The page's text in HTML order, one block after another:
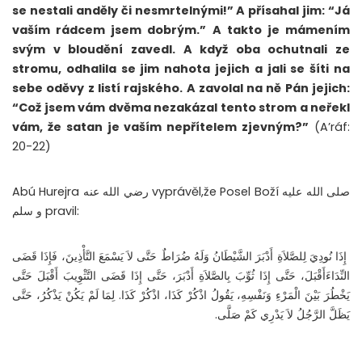
se nestali anděly či nesmrtelnými!” A přísahal jim: “Já
vaším rádcem jsem dobrým.” A takto je mámením
svým v bloudění zavedl. A když oba ochutnali ze
stromu, odhalila se jim nahota jejich a jali se šíti na
sebe oděvy z listí rajského. A zavolal na ně Pán jejich:
“Což jsem vám dvěma nezakázal tento strom a neřekl
vám, že satan je vaším nepřítelem zjevným?” (A’ráf:
20-22)
Abú Hurejra رضي الله عنه vyprávěl,že Posel Boží صلى الله عليه
و سلم pravil:
إِذَا نُودِيَ لِلصَّلاَةِ أَدْبَرَ الشَّيْطَانُ وَلَهُ ضُرَاطٌ حَتَّى لاَ يَسْمَعَ التَّأْذِينَ، فَإِذَا قَضَى
النِّدَاءَأَقْبَلَ، حَتَّى إِذَا ثُوِّبَ بِالصَّلاَةِ أَدْبَرَ، حَتَّى إِذَا قَضَى التَّثْوِيبَ أَقْبَلَ حَتَّى
يَخْطُرَ بَيْنَ الْمَرْءِ وَنَفْسِهِ، يَقُولُ اذْكُرْ كَذَا، اذْكُرْ كَذَا‏. ‏لِمَا لَمْ يَكُنْ يَذْكُرُ، حَتَّى
يَظَلَّ الرَّجُلُ لاَ يَدْرِي كَمْ صَلَّى.